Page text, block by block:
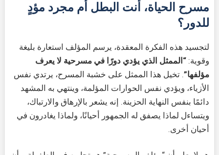
مسرح الحياة، أنت البطل أم مجرد مؤدٍ
للدور؟
لتجسيد هذه الفكرة المعقدة، يرسم المؤلف استعارة بليغة
وقوية: “الممثل الذي يؤدي دورًا في مسرحية لا يعرف
مؤلفها”. تخيل هذا الممثل على خشبة المسرح، يرتدي نفس
الأزياء، ويؤدي نفس الحوارات المؤلمة، وينتهي به المشهد
دائمًا بنفس النهاية الحزينة. إنه يشعر بالإرهاق والارتباك،
ويتساءل لماذا يصفق له الجمهور أحيانًا، ولماذا يغادرون في
أحيان أخرى.